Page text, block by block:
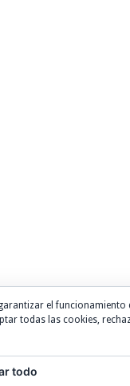
el funcionamiento
todas las cookies,
todo